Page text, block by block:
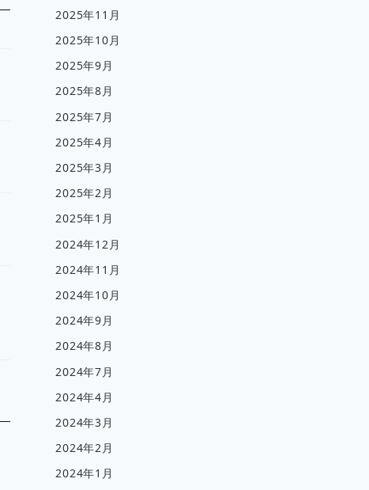
2025年11月
2025年10月
2025年9月
2025年8月
2025年7月
2025年4月
2025年3月
2025年2月
2025年1月
2024年12月
2024年11月
2024年10月
2024年9月
2024年8月
2024年7月
2024年4月
2024年3月
2024年2月
2024年1月